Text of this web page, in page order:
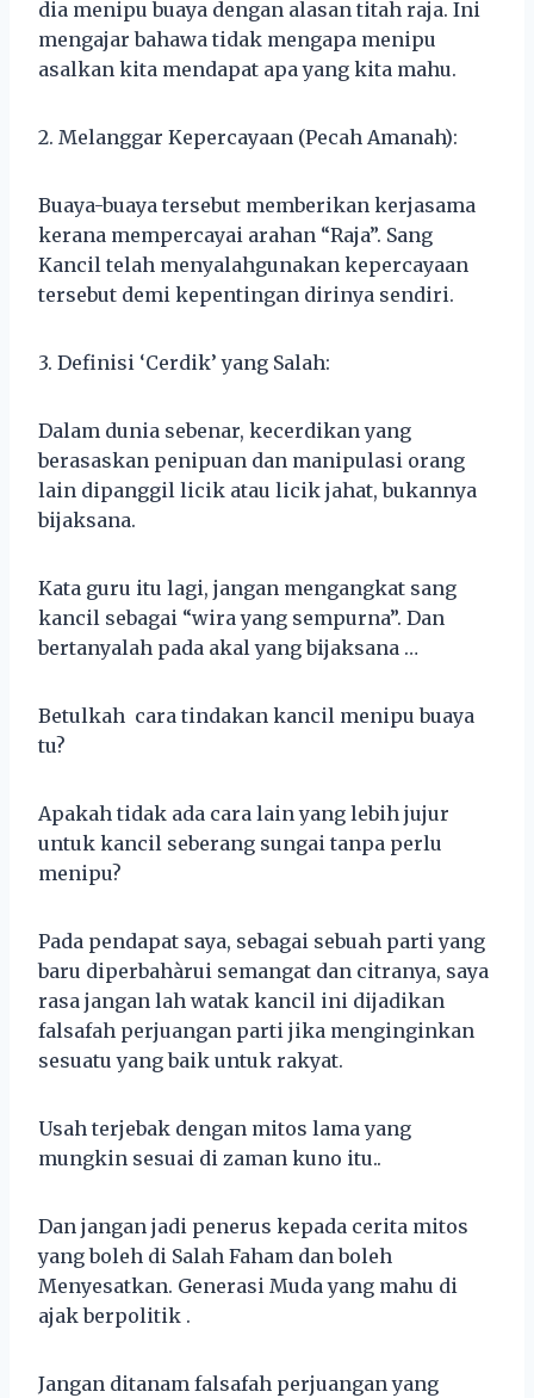
dia menipu buaya dengan alasan titah raja. Ini
mengajar bahawa tidak mengapa menipu
asalkan kita mendapat apa yang kita mahu.
2. Melanggar Kepercayaan (Pecah Amanah):
Buaya-buaya tersebut memberikan kerjasama
kerana mempercayai arahan “Raja”. Sang
Kancil telah menyalahgunakan kepercayaan
tersebut demi kepentingan dirinya sendiri.
3. Definisi ‘Cerdik’ yang Salah:
Dalam dunia sebenar, kecerdikan yang
berasaskan penipuan dan manipulasi orang
lain dipanggil licik atau licik jahat, bukannya
bijaksana.
Kata guru itu lagi, jangan mengangkat sang
kancil sebagai “wira yang sempurna”. Dan
bertanyalah pada akal yang bijaksana …
Betulkah cara tindakan kancil menipu buaya
tu?
Apakah tidak ada cara lain yang lebih jujur
untuk kancil seberang sungai tanpa perlu
menipu?
Pada pendapat saya, sebagai sebuah parti yang
baru diperbahàrui semangat dan citranya, saya
rasa jangan lah watak kancil ini dijadikan
falsafah perjuangan parti jika menginginkan
sesuatu yang baik untuk rakyat.
Usah terjebak dengan mitos lama yang
mungkin sesuai di zaman kuno itu..
Dan jangan jadi penerus kepada cerita mitos
yang boleh di Salah Faham dan boleh
Menyesatkan. Generasi Muda yang mahu di
ajak berpolitik .
Jangan ditanam falsafah perjuangan yang